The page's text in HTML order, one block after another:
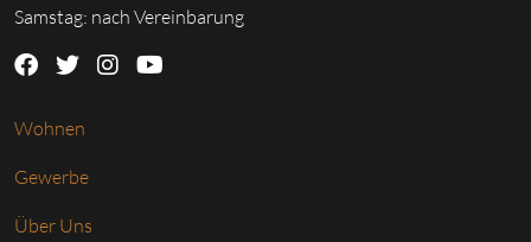
Samstag: nach Vereinbarung
Wohnen
Gewerbe
Über Uns